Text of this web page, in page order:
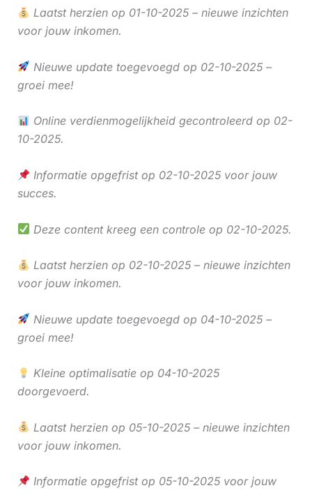
Laatst herzien op 01-10-2025 – nieuwe inzichten
voor jouw inkomen.
Nieuwe update toegevoegd op 02-10-2025 –
groei mee!
Online verdienmogelijkheid gecontroleerd op 02-
10-2025.
Informatie opgefrist op 02-10-2025 voor jouw
succes.
Deze content kreeg een controle op 02-10-2025.
Laatst herzien op 02-10-2025 – nieuwe inzichten
voor jouw inkomen.
Nieuwe update toegevoegd op 04-10-2025 –
groei mee!
Kleine optimalisatie op 04-10-2025
doorgevoerd.
Laatst herzien op 05-10-2025 – nieuwe inzichten
voor jouw inkomen.
Informatie opgefrist op 05-10-2025 voor jouw